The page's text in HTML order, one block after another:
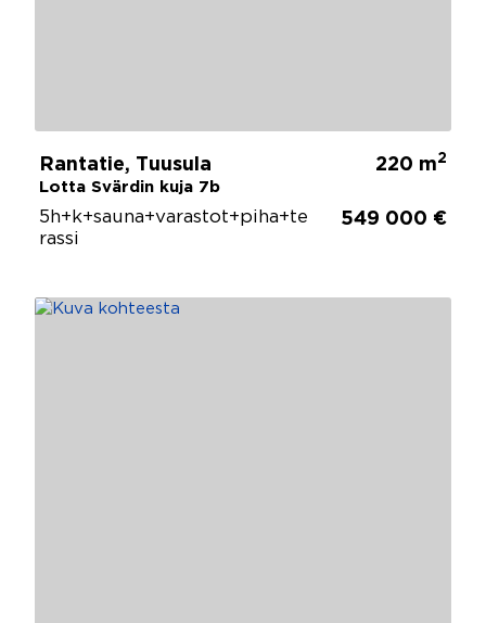
Rantatie, Tuusula
Lotta Svärdin kuja 7b
220 m2
5h+k+sauna+varastot+piha+te
rassi
549 000 €